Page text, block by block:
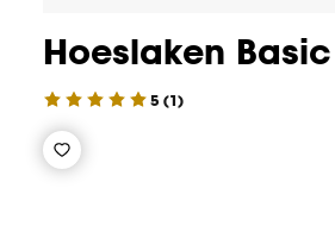
Hoeslaken
5 (1)